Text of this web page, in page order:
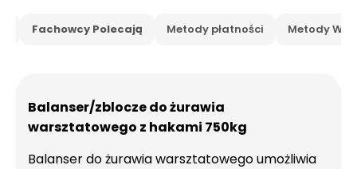
Fachowcy Polecają Metody płatności Metody
Balanser/zblocze do żurawia
warsztatowego z hakami 750kg
Balanser do żurawia warsztatowego umożliwia